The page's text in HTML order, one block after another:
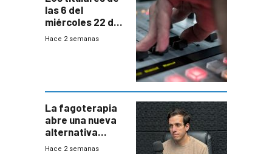
las 6 del
miércoles 22 de
julio de 2026
Hace 2 semanas
La fagoterapia
abre una nueva
alternativa
contra bacterias
Hace 2 semanas